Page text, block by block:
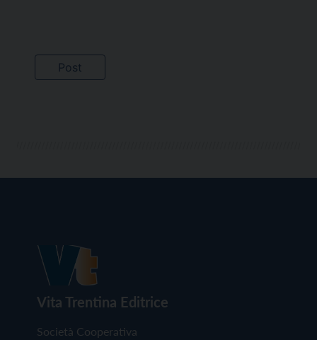
Vita Trentina Editrice
Società Cooperativa